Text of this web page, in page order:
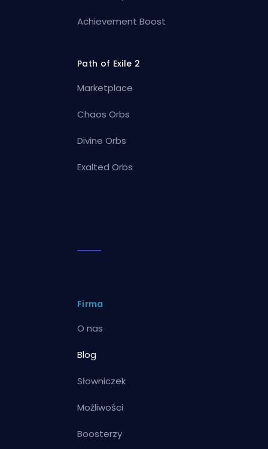
Achievement Boost
Path of Exile 2
Marketplace
Chaos Orbs
Divine Orbs
Exalted Orbs
Firma
O nas
Blog
Słowniczek
Możliwości
Boosterzy